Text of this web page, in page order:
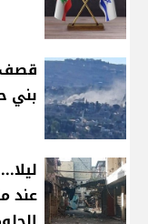
قصف
بني
عند